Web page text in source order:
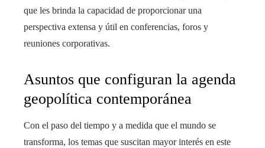
que les brinda la capacidad de proporcionar una
perspectiva extensa y útil en conferencias, foros y
reuniones corporativas.
Asuntos que configuran la agenda
geopolítica contemporánea
Con el paso del tiempo y a medida que el mundo se
transforma, los temas que suscitan mayor interés en este